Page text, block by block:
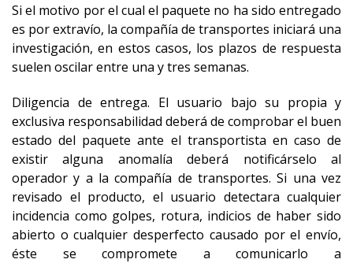
Si el motivo por el cual el paquete no ha sido entregado
es por extravío, la compañía de transportes iniciará una
investigación, en estos casos, los plazos de respuesta
suelen oscilar entre una y tres semanas.
Diligencia de entrega. El usuario bajo su propia y
exclusiva responsabilidad deberá de comprobar el buen
estado del paquete ante el transportista en caso de
existir alguna anomalía deberá notificárselo al
operador y a la compañía de transportes. Si una vez
revisado el producto, el usuario detectara cualquier
incidencia como golpes, rotura, indicios de haber sido
abierto o cualquier desperfecto causado por el envío,
éste se compromete a comunicarlo a